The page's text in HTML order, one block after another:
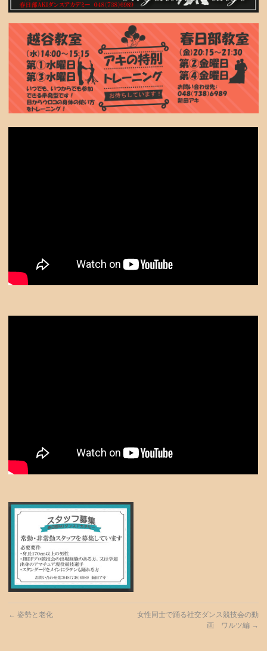
← 姿勢と老化
女性同士で踊る社交ダンス競技会の動
画 ワルツ編 →